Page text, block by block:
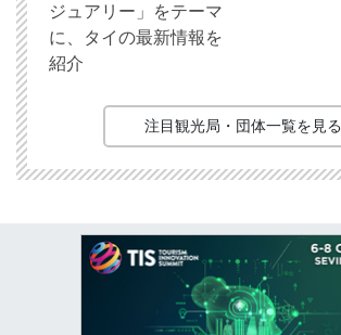
ジュアリー」をテーマ
に、タイの最新情報を
紹介
注目観光局・団体一覧を見る